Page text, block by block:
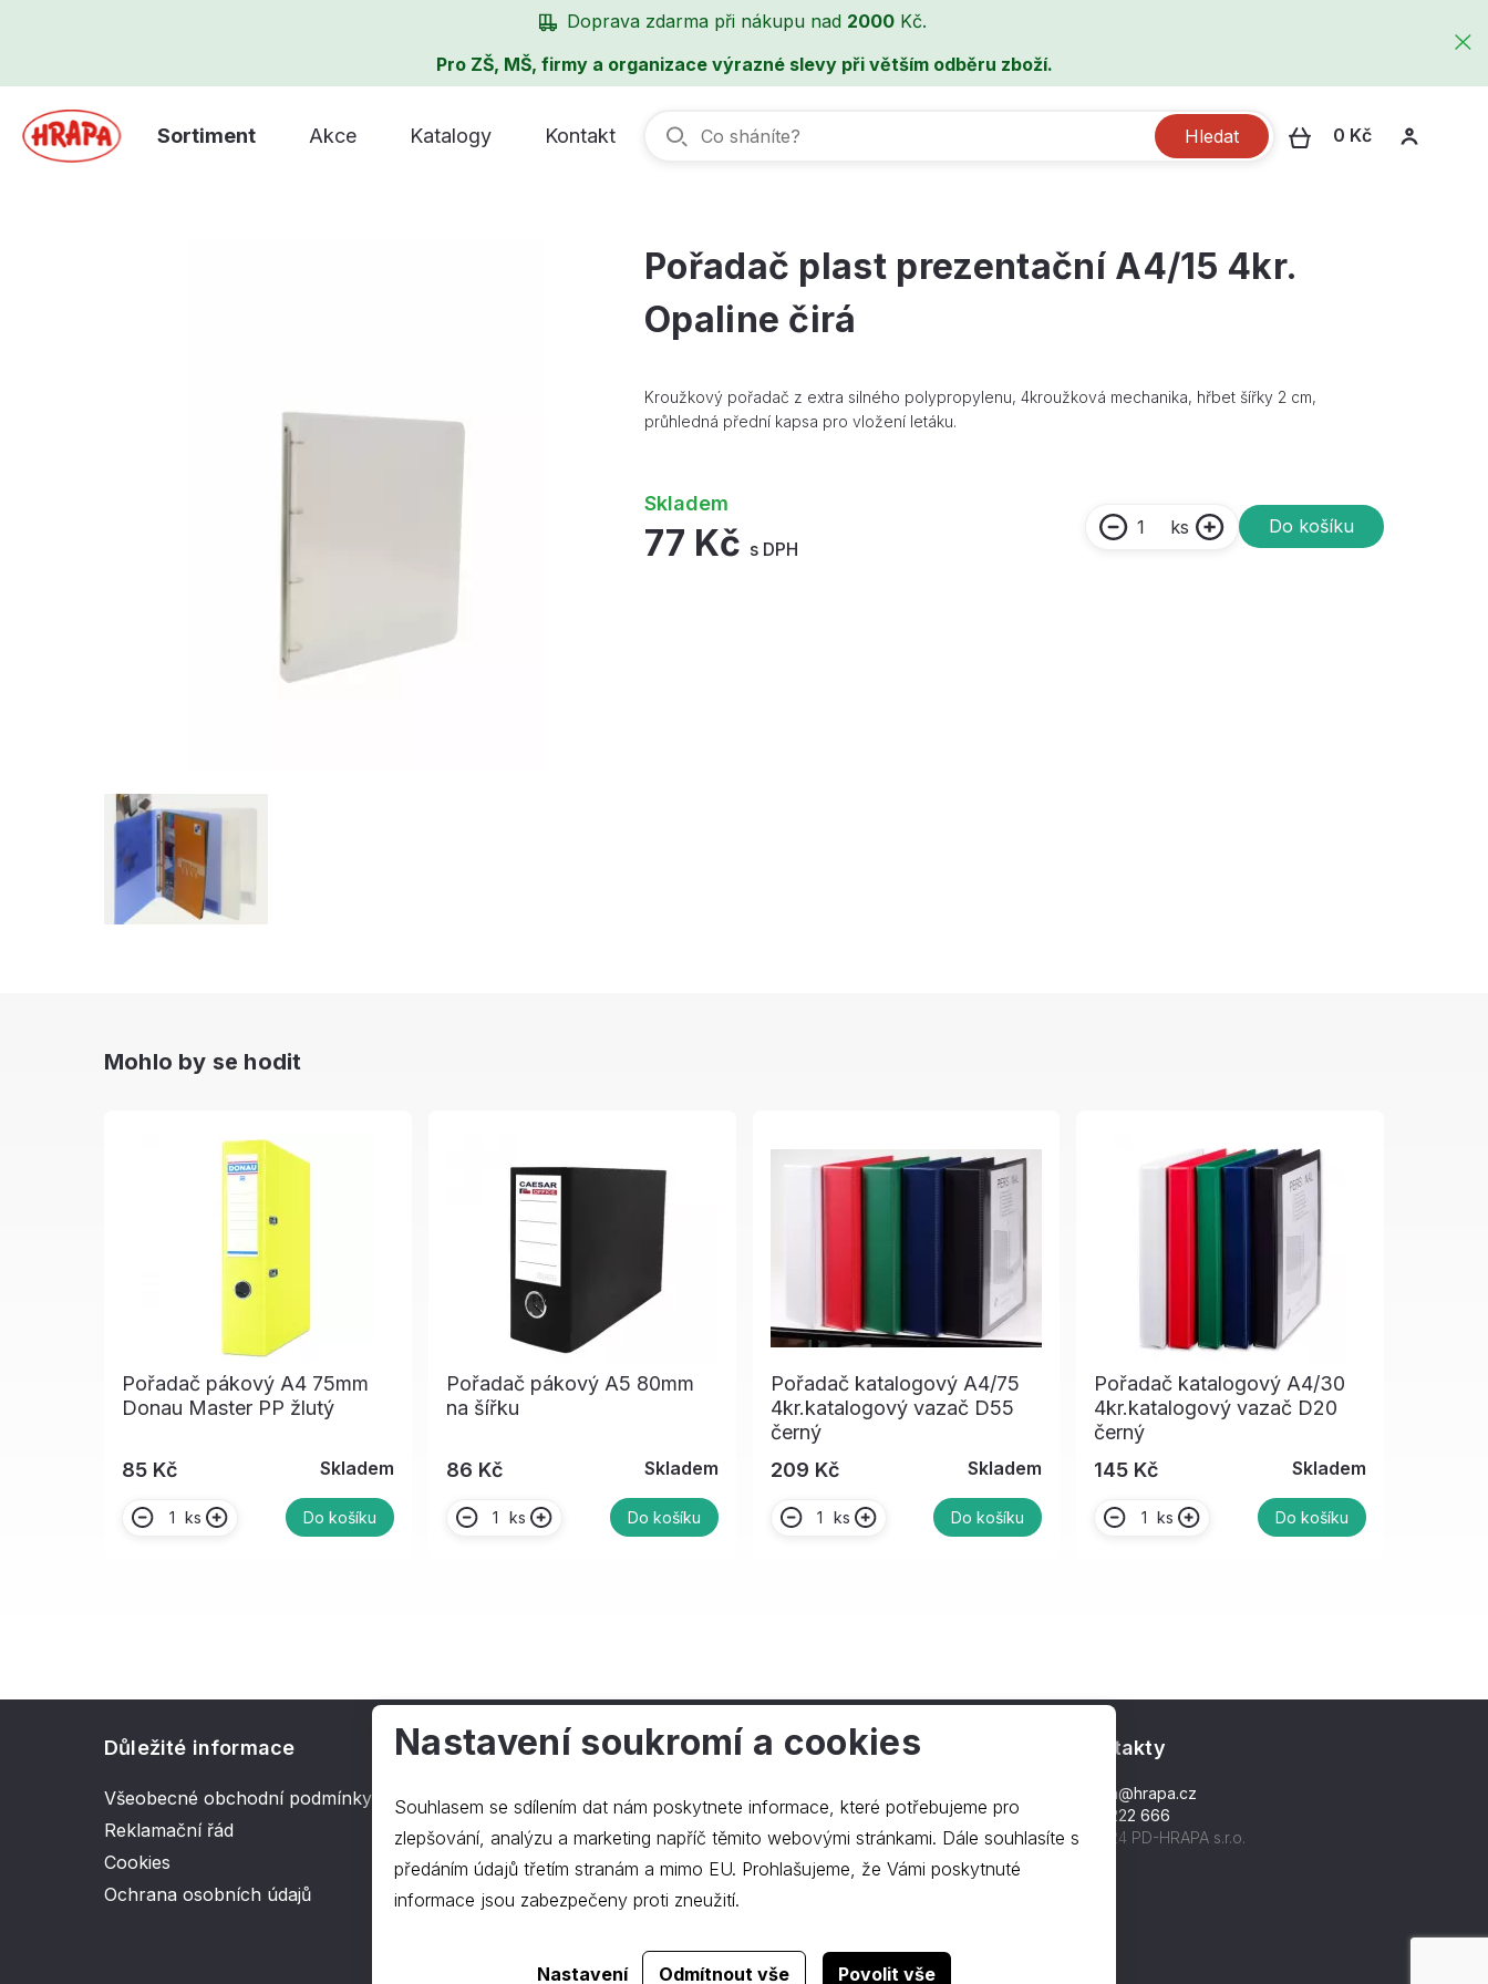
Doprava zdarma při nákupu nad 2000 Kč.
Pro ZŠ, MŠ, firmy a organizace výrazné slevy při větším odběru zboží.
Sortiment Akce Katalogy Kontakt Hledat 0 Kč
Pořadač plast prezentační A4/15 4kr.
Opaline čirá
Kroužkový pořadač z extra silného polypropylenu, 4kroužková mechanika, hřbet šířky 2 cm,
průhledná přední kapsa pro vložení letáku.
Skladem
77 Kč s DPH
ks Do košíku
Mohlo by se hodit
Pořadač pákový A4 75mm
Donau Master PP žlutý
85 Kč Skladem
ks Do košíku
Pořadač pákový A5 80mm
na šířku
86 Kč Skladem
ks Do košíku
Pořadač katalogový A4/75
4kr.katalogový vazač D55
černý
209 Kč
Skladem
ks Do košíku
Pořadač katalogový A4/30
4kr.katalogový vazač D20
černý
145 Kč
Skladem
ks Do košíku
Důležité informace
Všeobecné obchodní podmínky
Reklamační řád
Cookies
Ochrana osobních údajů
O společnosti
Kontakt
O nás
Kontakty
hrapa@hrapa.cz
577 222 666
©2024 PD-HRAPA s.r.o.
Realizace webudgstudio.
Nastavení soukromí a cookies
Souhlasem se sdílením dat nám poskytnete informace, které potřebujeme pro
zlepšování, analýzu a marketing napříč těmito webovými stránkami. Dále souhlasíte s
předáním údajů třetím stranám a mimo EU. Prohlašujeme, že Vámi poskytnuté
informace jsou zabezpečeny proti zneužití.
Nastavení Odmítnout vše Povolit vše